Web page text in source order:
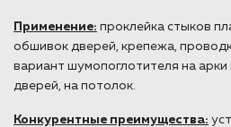
Применение: проклейка стыков
обшивок дверей, крепежа,
вариант шумопоглотителя на
дверей, на потолок.
Конкурентные преимущества: